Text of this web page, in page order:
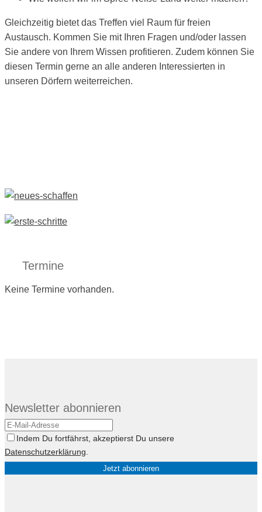
Gleichzeitig bietet das Treffen viel Raum für freien
Austausch. Kommen Sie mit Ihren Fragen und/oder lassen
Sie andere von Ihrem Wissen profitieren. Zudem können Sie
diesen Termin gerne an alle anderen Interessierten in
unseren Dörfern weiterreichen.
Termine
Keine Termine vorhanden.
Newsletter abonnieren
Indem Du fortfährst, akzeptierst Du unsere
Datenschutzerklärung